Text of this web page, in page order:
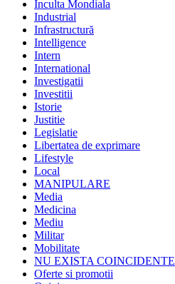
Inculta Mondiala
Industrial
Infrastructură
Intelligence
Intern
International
Investigatii
Investitii
Istorie
Justitie
Legislatie
Libertatea de exprimare
Lifestyle
Local
MANIPULARE
Media
Medicina
Mediu
Militar
Mobilitate
NU EXISTA COINCIDENTE
Oferte si promotii